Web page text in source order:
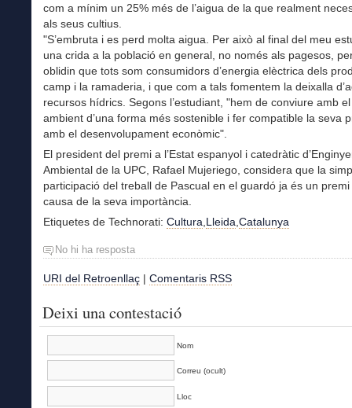
com a mínim un 25% més de l’aigua de la que realment
als seus cultius.
"S’embruta i es perd molta aigua. Per això al final del meu
una crida a la població en general, no només als pagesos,
oblidin que tots som consumidors d’energia elèctrica dels
camp i la ramaderia, i que com a tals fomentem la deixalla
recursos hídrics. Segons l’estudiant, "hem de conviure amb
ambient d’una forma més sostenible i fer compatible la seva
amb el desenvolupament econòmic".
El president del premi a l’Estat espanyol i catedràtic
Ambiental de la UPC, Rafael Mujeriego, considera que la
participació del treball de Pascual en el guardó ja és un
causa de la seva importància.
Etiquetes de Technorati: Cultura Lleida Catalunya
No hi ha resposta
URI del Retroenllaç | Comentaris RSS
Deixi una contestació
Nom
Correu (ocult)
Lloc